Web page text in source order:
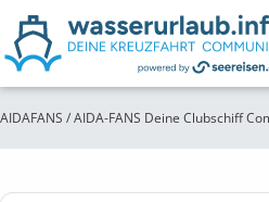
AIDAFANS / AIDA-FANS Deine Clubschiff